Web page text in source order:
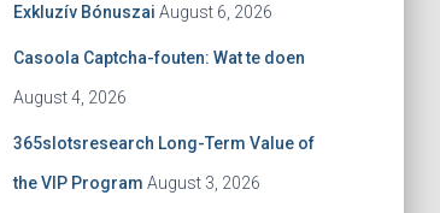
Exkluzív Bónuszai August 6, 2026
Casoola Captcha-fouten: Wat te doen
August 4, 2026
365slotsresearch Long-Term Value of
the VIP Program August 3, 2026